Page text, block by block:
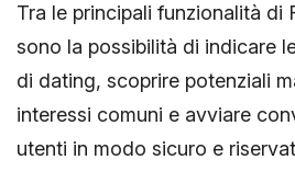
Tra le principali funzionalità di
sono la possibilità di indicare
di dating, scoprire potenziali
interessi comuni e avviare
utenti in modo sicuro e